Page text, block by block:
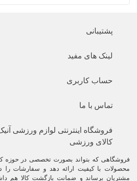
پشتیبانی
لینک های مفید
حساب کاربری
تماس با ما
فروشگاه اینترنتی لوازم ورزشی
کالای ورزشی
فروشگاهی که بتواند بصورت تخصصی در حوزه
محصولات با کیفیت ارائه دهد و سفارشات
مشتریان برساند و ضمانت بازگشت کالا هم